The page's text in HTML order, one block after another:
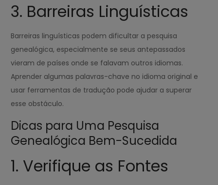
3. Barreiras Linguísticas
Barreiras linguísticas podem dificultar a pesquisa
genealógica, especialmente se seus antepassados
vieram de países onde se falavam outros idiomas.
Aprender algumas palavras-chave no idioma original e
usar ferramentas de tradução pode ajudar a superar
esse obstáculo.
Dicas para Uma Pesquisa
Genealógica Bem-Sucedida
1. Verifique as Fontes